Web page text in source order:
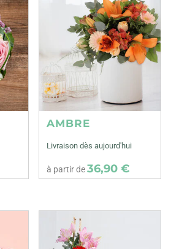
AMBRE
Livraison dès aujourd'hui
à partir de36,90 €